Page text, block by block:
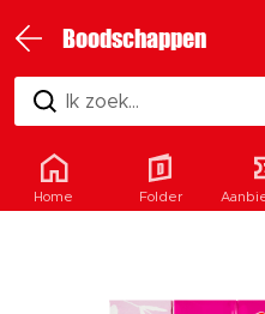
Boodschappen
Ik zoek...
Home Folder